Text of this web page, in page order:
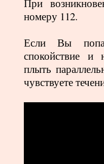
номеру 112.
Если Вы
спокойствие и
плыть
чувствуете